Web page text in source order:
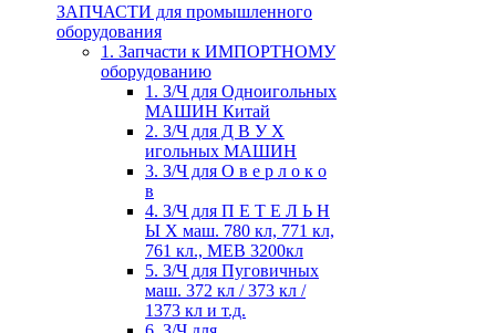
ЗАПЧАСТИ для промышленного
оборудования
1. Запчасти к ИМПОРТНОМУ
оборудованию
1. З/Ч для Одноигольных
МАШИН Китай
2. З/Ч для Д В У Х
игольных МАШИН
3. З/Ч для О в е р л о к о
в
4. З/Ч для П Е Т Е Л Ь Н
Ы Х маш. 780 кл, 771 кл,
761 кл., MEB 3200кл
5. З/Ч для Пуговичных
маш. 372 кл / 373 кл /
1373 кл и т.д.